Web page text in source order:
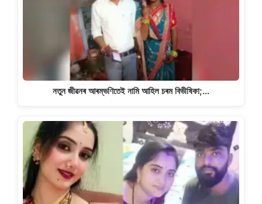
নতুন জীৱনৰ আৰম্ভণিতেই নামি আহিল চৰম বিভীষিকা;…